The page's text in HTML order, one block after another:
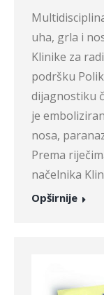
uha, grla i
Klinike za
podršku
dijagnostiku
je
nosa,
Prema
načelnika
Opširnije